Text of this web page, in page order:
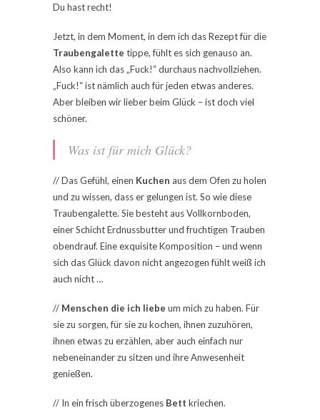
Du hast recht!
Jetzt, in dem Moment, in dem ich das Rezept für die
Traubengalette tippe, fühlt es sich genauso an.
Also kann ich das „Fuck!“ durchaus nachvollziehen.
„Fuck!“ ist nämlich auch für jeden etwas anderes.
Aber bleiben wir lieber beim Glück – ist doch viel
schöner.
Was ist für mich Glück?
// Das Gefühl, einen Kuchen aus dem Ofen zu holen
und zu wissen, dass er gelungen ist. So wie diese
Traubengalette. Sie besteht aus Vollkornboden,
einer Schicht Erdnussbutter und fruchtigen Trauben
obendrauf. Eine exquisite Komposition – und wenn
sich das Glück davon nicht angezogen fühlt weiß ich
auch nicht …
// Menschen die ich liebe um mich zu haben. Für
sie zu sorgen, für sie zu kochen, ihnen zuzuhören,
ihnen etwas zu erzählen, aber auch einfach nur
nebeneinander zu sitzen und ihre Anwesenheit
genießen.
// In ein frisch überzogenes Bett kriechen.